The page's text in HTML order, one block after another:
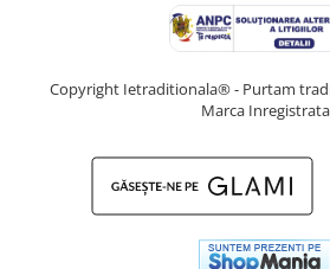
Copyright Ietraditionala® - Purtam
Marca Inregistrata